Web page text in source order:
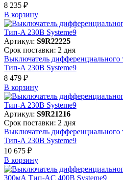
8 235 ₽
В корзинy
Артикул: S9R22225
Срок поставки: 2 дня
Выключатель
Тип-A 230В Systeme9
8 479 ₽
В корзинy
Артикул: S9R21216
Срок поставки: 2 дня
Выключатель
Тип-A 230В Systeme9
10 675 ₽
В корзинy